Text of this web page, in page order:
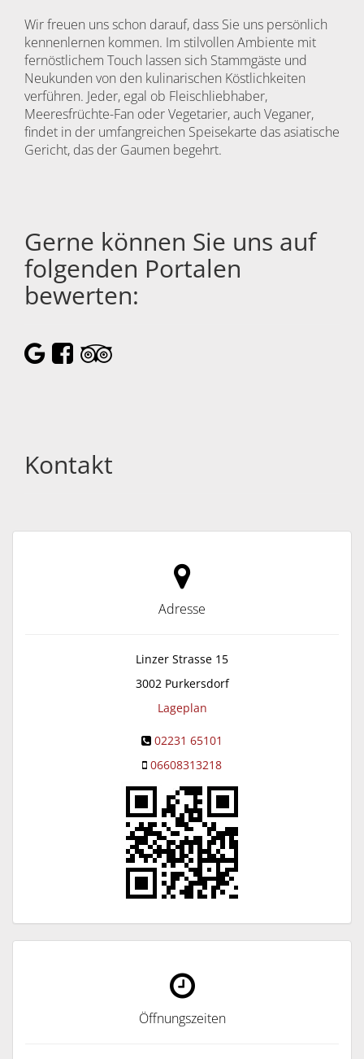
Wir freuen uns schon darauf, dass Sie uns persönlich
kennenlernen kommen. Im stilvollen Ambiente mit
fernöstlichem Touch lassen sich Stammgäste und
Neukunden von den kulinarischen Köstlichkeiten
verführen. Jeder, egal ob Fleischliebhaber,
Meeresfrüchte-Fan oder Vegetarier, auch Veganer,
findet in der umfangreichen Speisekarte das asiatische
Gericht, das der Gaumen begehrt.
Gerne können Sie uns auf
folgenden Portalen
bewerten:
Kontakt
Adresse
Linzer Strasse 15
3002 Purkersdorf
Lageplan
02231 65101
06608313218
Öffnungszeiten